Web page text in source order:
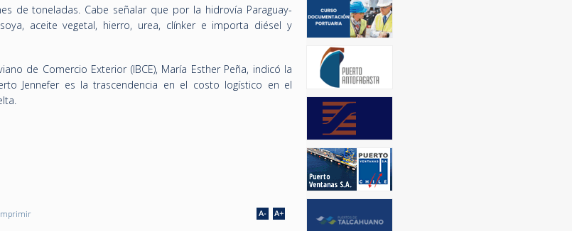
de toneladas. Cabe señalar que por la hidrovía Paraguay-
aceite vegetal, hierro, urea, clínker e importa diésel y
de Comercio Exterior (IBCE), María Esther Peña, indicó la
Jennefer es la trascendencia en el costo logístico en el